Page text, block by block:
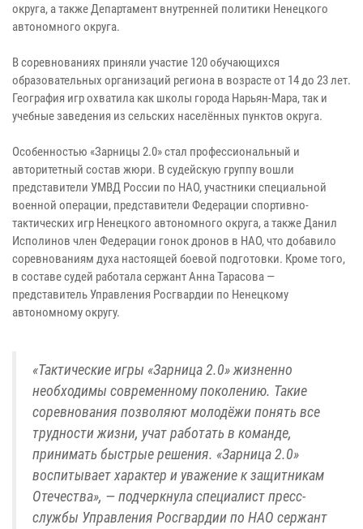
округа, а также Департамент внутренней политики Ненецкого
автономного округа.
В соревнованиях приняли участие 120 обучающихся
образовательных организаций региона в возрасте от 14 до 23 лет.
География игр охватила как школы города Нарьян-Мара, так и
учебные заведения из сельских населённых пунктов округа.
Особенностью «Зарницы 2.0» стал профессиональный и
авторитетный состав жюри. В судейскую группу вошли
представители УМВД России по НАО, участники специальной
военной операции, представители Федерации спортивно-
тактических игр Ненецкого автономного округа, а также Данил
Исполинов член Федерации гонок дронов в НАО, что добавило
соревнованиям духа настоящей боевой подготовки. Кроме того,
в составе судей работала сержант Анна Тарасова —
представитель Управления Росгвардии по Ненецкому
автономному округу.
«Тактические игры «Зарница 2.0» жизненно
необходимы современному поколению. Такие
соревнования позволяют молодёжи понять все
трудности жизни, учат работать в команде,
принимать быстрые решения. «Зарница 2.0»
воспитывает характер и уважение к защитникам
Отечества», — подчеркнула специалист пресс-
службы Управления Росгвардии по НАО сержант